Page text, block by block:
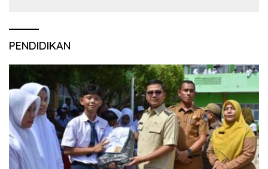
PENDIDIKAN